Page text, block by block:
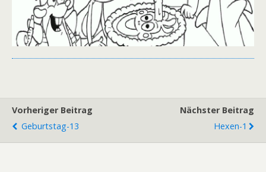
Vorheriger Beitrag
Geburtstag-13
Nächster Beitrag
Hexen-1